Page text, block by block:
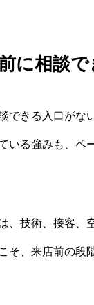
に相談
できる入口がな
いる強みも、ペ
、技術、接客、
そ、来店前の段